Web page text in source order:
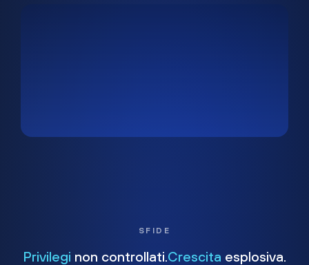
SFIDE
Privilegi non controllati. Crescita esplosiva.